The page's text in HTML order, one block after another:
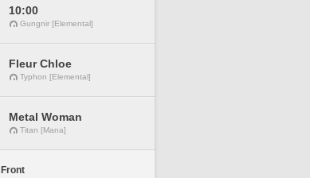
10:00
Gungnir [Elemental]
Fleur Chloe
Typhon [Elemental]
Metal Woman
Titan [Mana]